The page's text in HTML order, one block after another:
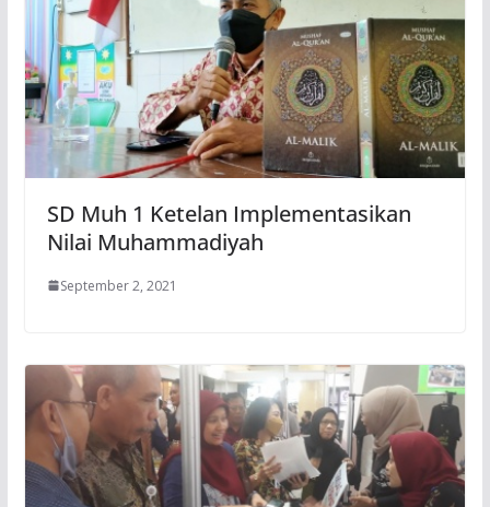
SD Muh 1 Ketelan Implementasikan
Nilai Muhammadiyah
September 2, 2021